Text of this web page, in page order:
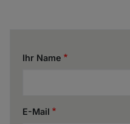
Ihr Name
E-Mail